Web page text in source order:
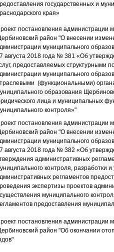
государственных и
края»
постановления администрации
район​ "О внесении
муниципального
августа 2018 года № 381 «Об
предоставляемых структурными
муниципального
(функциональными)
образования
лица и муниципальных
контроля»"
постановления администрации
район​ "О внесении
муниципального
августа 2018 года № 382 «Об
административных
контроля, разработки
регламентов
экспертизы проектов
муниципального
предоставления
постановления администрации
район​ "Об окончании